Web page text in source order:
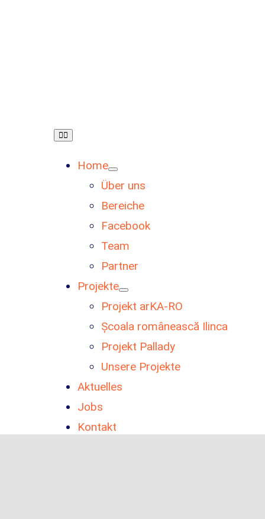
Toggle
Navigation
Home
Über uns
Bereiche
Facebook
Team
Partner
Projekte
Projekt arKA-RO
Școala românească Ilinca
Projekt Pallady
Unsere Projekte
Aktuelles
Jobs
Kontakt